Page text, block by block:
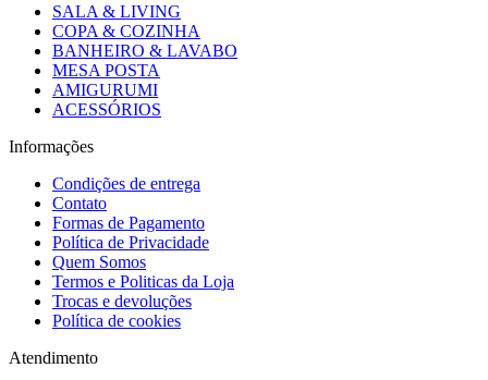
SALA & LIVING
COPA & COZINHA
BANHEIRO & LAVABO
MESA POSTA
AMIGURUMI
ACESSÓRIOS
Informações
Condições de entrega
Contato
Formas de Pagamento
Política de Privacidade
Quem Somos
Termos e Politicas da Loja
Trocas e devoluções
Política de cookies
Atendimento